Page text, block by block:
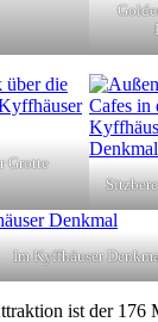
Grotte
Im Kyffhäuser
ist der 176